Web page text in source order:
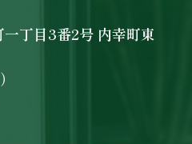
丁目3番2号 内幸町東